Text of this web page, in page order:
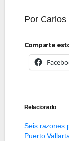
Por Carlos
Comparte
Relacionado
Seis razones
Puerto